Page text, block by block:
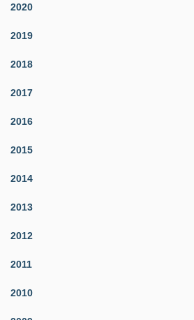
2020
2019
2018
2017
2016
2015
2014
2013
2012
2011
2010